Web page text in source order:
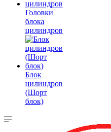
Головки
блока
цилиндров
Блок
цилиндров
(Шорт
блок)